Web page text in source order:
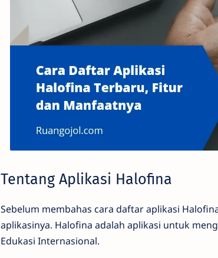
Tentang Aplikasi Halofina
Sebelum membahas cara daftar aplikasi
aplikasinya. Halofina adalah aplikasi untuk
Edukasi Internasional.